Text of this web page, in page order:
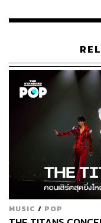
MUSIC / POP